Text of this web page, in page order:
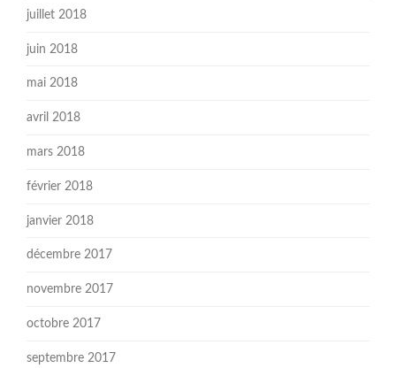
juillet 2018
juin 2018
mai 2018
avril 2018
mars 2018
février 2018
janvier 2018
décembre 2017
novembre 2017
octobre 2017
septembre 2017